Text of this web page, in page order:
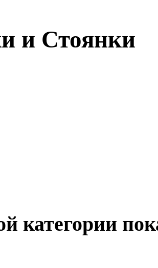
и Стоянки
категории